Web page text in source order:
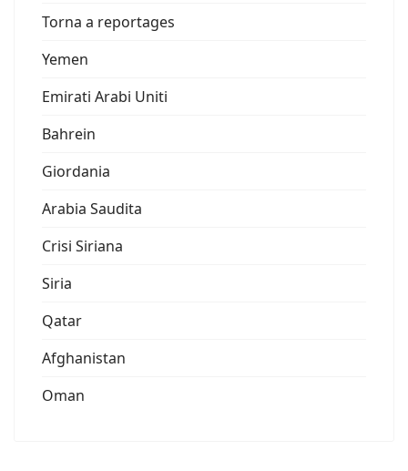
Torna a reportages
Yemen
Emirati Arabi Uniti
Bahrein
Giordania
Arabia Saudita
Crisi Siriana
Siria
Qatar
Afghanistan
Oman